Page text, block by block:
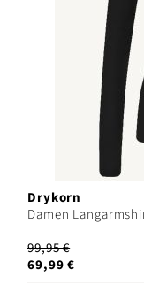
Drykorn
Damen
99,95 €
69,99 €